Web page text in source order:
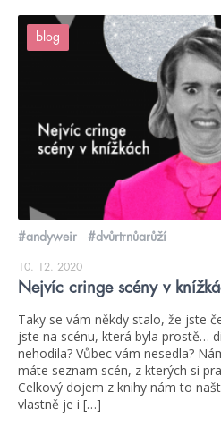
blog
#andyweir #dvůrtrnůarůží
10. 12. 2020
Nejvíc cringe scény v
Taky se vám někdy stalo, že jste
jste na scénu, která byla prostě…
nehodila? Vůbec vám nesedla?
máte seznam scén, z kterých si
Celkový dojem z knihy nám to
vlastně je i […]